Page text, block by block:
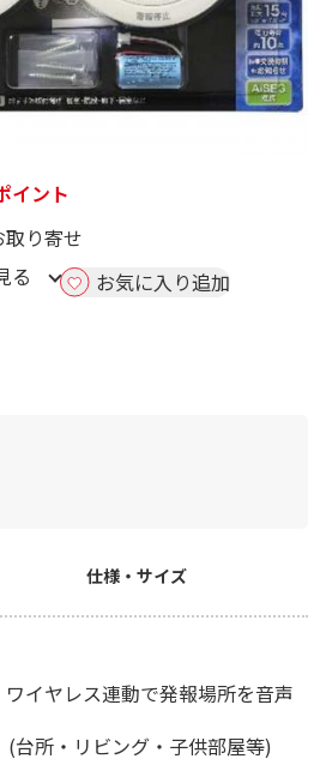
イント
り寄せ
る お気に入り追加
仕様・サイズ
イヤレス連動で発報場所を音声
台所・リビング・子供部屋等)